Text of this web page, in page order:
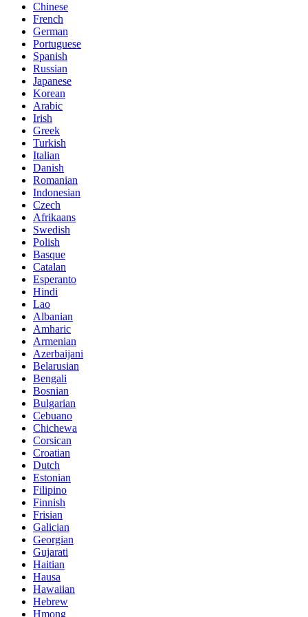
Chinese
French
German
Portuguese
Spanish
Russian
Japanese
Korean
Arabic
Irish
Greek
Turkish
Italian
Danish
Romanian
Indonesian
Czech
Afrikaans
Swedish
Polish
Basque
Catalan
Esperanto
Hindi
Lao
Albanian
Amharic
Armenian
Azerbaijani
Belarusian
Bengali
Bosnian
Bulgarian
Cebuano
Chichewa
Corsican
Croatian
Dutch
Estonian
Filipino
Finnish
Frisian
Galician
Georgian
Gujarati
Haitian
Hausa
Hawaiian
Hebrew
Hmong